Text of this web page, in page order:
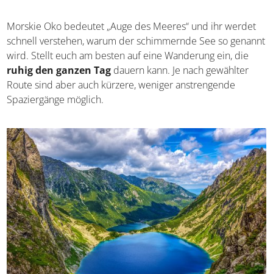
Morskie Oko bedeutet „Auge des Meeres“ und ihr werdet
schnell verstehen, warum der schimmernde See so genannt
wird. Stellt euch am besten auf eine Wanderung ein, die
ruhig den ganzen Tag dauern kann. Je nach gewählter
Route sind aber auch kürzere, weniger anstrengende
Spaziergänge möglich.